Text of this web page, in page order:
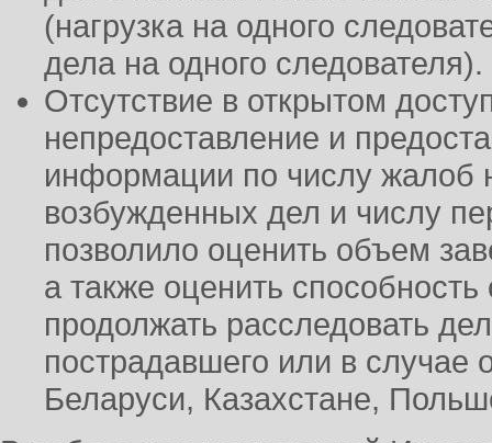
(нагрузка на одного
дела на одного следователя).
Отсутствие в открытом
непредоставление и
информации по числу жалоб
возбужденных дел и числу
позволило оценить объем
а также оценить
продолжать расследовать
пострадавшего или в случае
Беларуси, Казахстане,